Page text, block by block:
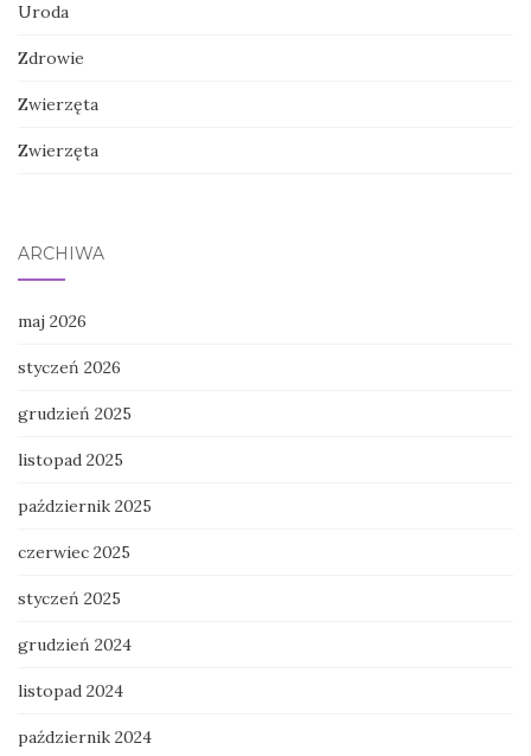
Uroda
Zdrowie
Zwierzęta
Zwierzęta
ARCHIWA
maj 2026
styczeń 2026
grudzień 2025
listopad 2025
październik 2025
czerwiec 2025
styczeń 2025
grudzień 2024
listopad 2024
październik 2024